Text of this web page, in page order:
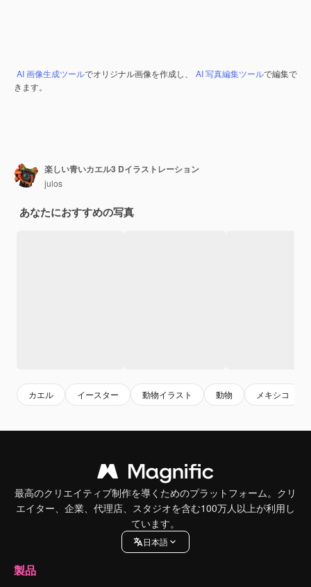
AI 画像生成ツールでオリジナル画像を作成し、 AI 写真編集ツールで編集で
きます。
楽しい青いカエル3 Dイラストレーション
julos
あなたにおすすめの写真
カエル イースター 動物イラスト 動物 メキシコ
最高のクリエイティブ制作を導くためのプラットフォーム。クリ
エイター、企業、代理店、スタジオを含む100万人以上が利用し
ています。
日本語
製品